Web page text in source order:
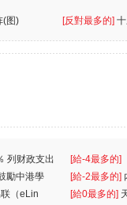
(图) [反對最多的]
列财政支出
[給-4最多的]
一
勵中港學
[給-2最多的]
人
（eLin
[給0最多的]